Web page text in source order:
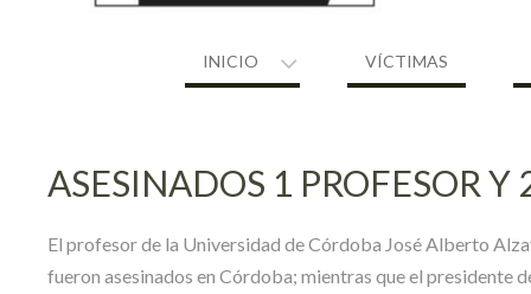
INICIO VÍCTIMAS
ASESINADOS 1 PROFESOR Y
El profesor de la Universidad de Córdoba José Alberto
fueron asesinados en Córdoba; mientras que el presidente